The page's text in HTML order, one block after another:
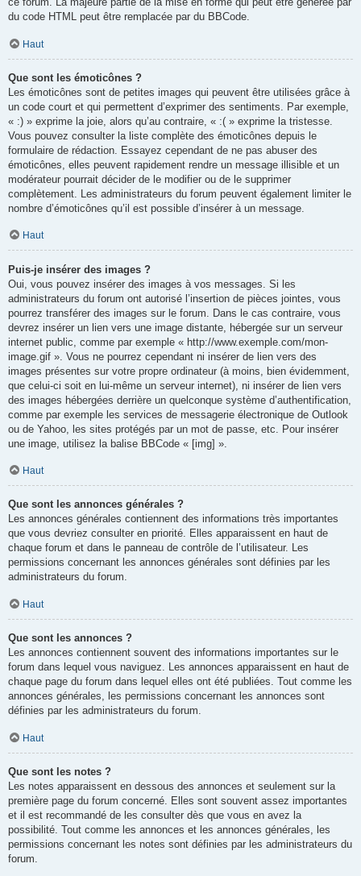
du code HTML peut être remplacée par du BBCode.
Haut
Que sont les émoticônes ?
Les émoticônes sont de petites images qui peuvent être utilisées grâce à
un code court et qui permettent d’exprimer des sentiments. Par exemple,
« :) » exprime la joie, alors qu’au contraire, « :( » exprime la tristesse.
Vous pouvez consulter la liste complète des émoticônes depuis le
formulaire de rédaction. Essayez cependant de ne pas abuser des
émoticônes, elles peuvent rapidement rendre un message illisible et un
modérateur pourrait décider de le modifier ou de le supprimer
complètement. Les administrateurs du forum peuvent également limiter le
nombre d’émoticônes qu’il est possible d’insérer à un message.
Haut
Puis-je insérer des images ?
Oui, vous pouvez insérer des images à vos messages. Si les
administrateurs du forum ont autorisé l’insertion de pièces jointes, vous
pourrez transférer des images sur le forum. Dans le cas contraire, vous
devrez insérer un lien vers une image distante, hébergée sur un serveur
internet public, comme par exemple « http://www.exemple.com/mon-
image.gif ». Vous ne pourrez cependant ni insérer de lien vers des
images présentes sur votre propre ordinateur (à moins, bien évidemment,
que celui-ci soit en lui-même un serveur internet), ni insérer de lien vers
des images hébergées derrière un quelconque système d’authentification,
comme par exemple les services de messagerie électronique de Outlook
ou de Yahoo, les sites protégés par un mot de passe, etc. Pour insérer
une image, utilisez la balise BBCode « [img] ».
Haut
Que sont les annonces générales ?
Les annonces générales contiennent des informations très importantes
que vous devriez consulter en priorité. Elles apparaissent en haut de
chaque forum et dans le panneau de contrôle de l’utilisateur. Les
permissions concernant les annonces générales sont définies par les
administrateurs du forum.
Haut
Que sont les annonces ?
Les annonces contiennent souvent des informations importantes sur le
forum dans lequel vous naviguez. Les annonces apparaissent en haut de
chaque page du forum dans lequel elles ont été publiées. Tout comme les
annonces générales, les permissions concernant les annonces sont
définies par les administrateurs du forum.
Haut
Que sont les notes ?
Les notes apparaissent en dessous des annonces et seulement sur la
première page du forum concerné. Elles sont souvent assez importantes
et il est recommandé de les consulter dès que vous en avez la
possibilité. Tout comme les annonces et les annonces générales, les
permissions concernant les notes sont définies par les administrateurs du
forum.